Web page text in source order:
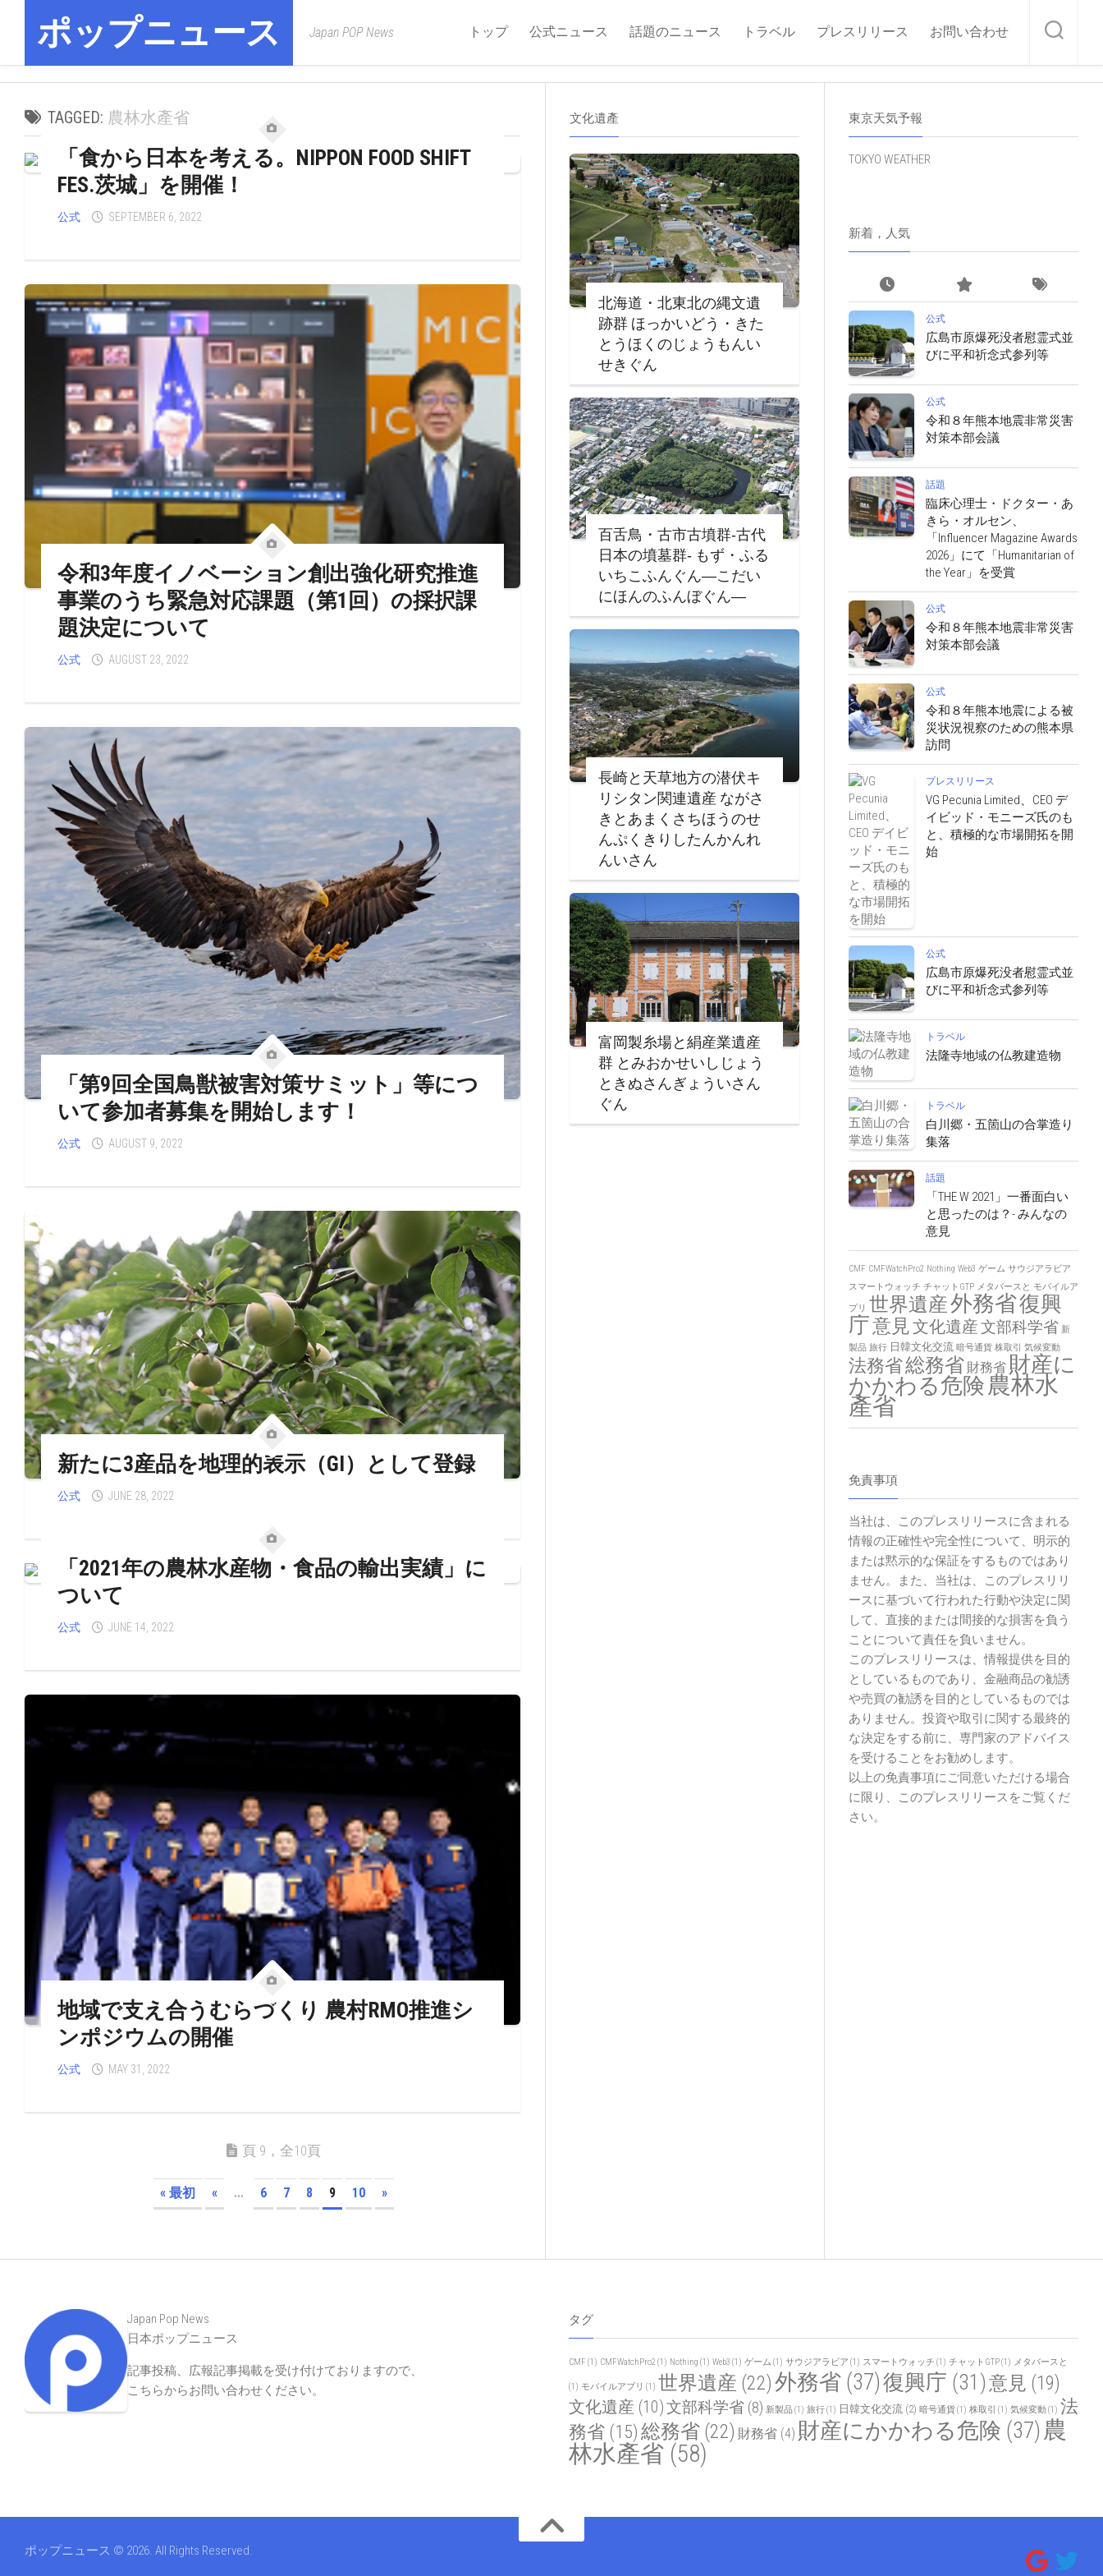
contentポップニュース Japan POP News トップ 公式ニュース 話題のニュース トラベル プレスリリース お問い合わせ
TAGGED: 農林水產省
「食から日本を考える。NIPPON FOOD SHIFT
FES.茨城」を開催！
公式 SEPTEMBER 6, 2022
令和3年度イノベーション創出強化研究推進
事業のうち緊急対応課題（第1回）の採択課
題決定について
公式 AUGUST 23, 2022
「第9回全国鳥獣被害対策サミット」等につ
いて参加者募集を開始します！
公式 AUGUST 9, 2022
新たに3産品を地理的表示（GI）として登録
公式 JUNE 28, 2022
「2021年の農林水産物・食品の輸出実績」に
ついて
公式 JUNE 14, 2022
地域で支え合うむらづくり 農村RMO推進シ
ンポジウムの開催
公式 MAY 31, 2022
頁 9，全10頁
« 最初 « ... 6 7 8 9 10 »
東京天気予報
TOKYO WEATHER
新着，人気
公式
広島市原爆死没者慰霊式並
びに平和祈念式参列等
公式
令和８年熊本地震非常災害
対策本部会議
話題
臨床心理士・ドクター・あ
きら・オルセン、
「Influencer Magazine Awards
2026」にて「Humanitarian of
the Year」を受賞
公式
令和８年熊本地震非常災害
対策本部会議
公式
令和８年熊本地震による被
災状況視察のための熊本県
訪問
プレスリリース
VG Pecunia Limited、CEO デ
イビッド・モニーズ氏のも
と、積極的な市場開拓を開
始
公式
広島市原爆死没者慰霊式並
びに平和祈念式参列等
トラベル
法隆寺地域の仏教建造物
トラベル
白川郷・五箇山の合掌造り
集落
話題
「THE W 2021」一番面白い
と思ったのは？- みんなの
意見
CMF CMFWatchPro2 Nothing Web3 ゲーム サウジアラビア
スマートウォッチ チャットGTP メタバースと モバイルア
プリ 世界遺産外務省復興
庁意見文化遺産文部科学省 新
製品 旅行 日韓文化交流 暗号通貨 株取引 気候変動
法務省総務省 財務省 財産に
かかわる危険農林水
產省
免責事項
当社は、このプレスリリースに含まれる
情報の正確性や完全性について、明示的
または黙示的な保証をするものではあり
ません。また、当社は、このプレスリリ
ースに基づいて行われた行動や決定に関
して、直接的または間接的な損害を負う
ことについて責任を負いません。
このプレスリリースは、情報提供を目的
としているものであり、金融商品の勧誘
や売買の勧誘を目的としているものでは
ありません。投資や取引に関する最終的
な決定をする前に、専門家のアドバイス
を受けることをお勧めします。
以上の免責事項にご同意いただける場合
に限り、このプレスリリースをご覧くだ
さい。
文化遺產
北海道・北東北の縄文遺
跡群 ほっかいどう・きた
とうほくのじょうもんい
せきぐん
百舌鳥・古市古墳群‐古代
日本の墳墓群‐ もず・ふる
いちこふんぐん―こだい
にほんのふんぼぐん―
長崎と天草地方の潜伏キ
リシタン関連遺産 ながさ
きとあまくさちほうのせ
んぷくきりしたんかんれ
んいさん
富岡製糸場と絹産業遺産
群 とみおかせいしじょう
ときぬさんぎょういさん
ぐん
Japan Pop News
日本ポップニュース
記事投稿、広報記事掲載を受け付けておりますので、
こちらからお問い合わせください。
タグ
CMF (1) CMFWatchPro2 (1) Nothing (1) Web3 (1) ゲーム (1) サウジアラビア (1) スマートウォッチ (1) チャットGTP(1) メタバースと
(1) モバイルアプリ (1) 世界遺産 (22)外務省(37)復興庁 (31)意見 (19)
文化遺産 (10)文部科学省(8) 新製品(1) 旅行(1) 日韓文化交流(2) 暗号通貨(1) 株取引 (1) 気候変動(1) 法
務省(15) 総務省(22) 財務省(4) 財産にかかわる危険 (37) 農
林水產省(58)
ポップニュース © 2026. All Rights Reserved.